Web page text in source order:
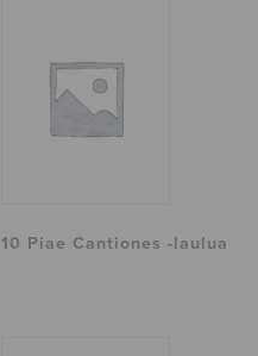
10 Piae Cantiones -laulua